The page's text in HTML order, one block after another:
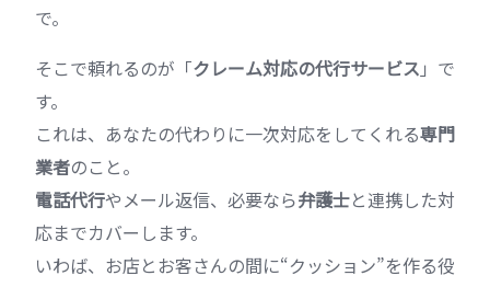
で。
そこで頼れるのが「クレーム対応の代行サービス 」で
す。
これは、あなたの代わりに一次対応をしてくれる専門
業者のこと。
電話代行やメール返信、必要なら弁護士と連携した対
応までカバーします。
いわば、お店とお客さんの間に“クッション”を作る役